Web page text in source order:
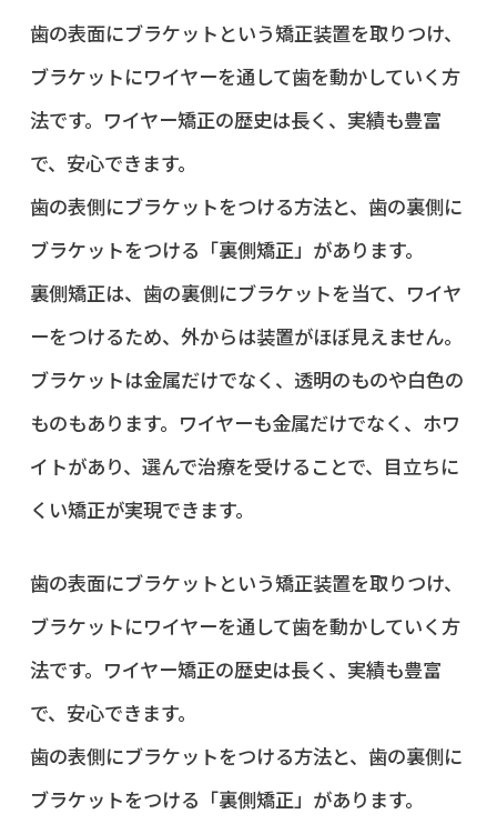
歯の表面にブラケットという矯正装置を取りつけ、
ブラケットにワイヤーを通して歯を動かしていく方
法です。ワイヤー矯正の歴史は長く、実績も豊富
で、安心できます。
歯の表側にブラケットをつける方法と、歯の裏側に
ブラケットをつける「裏側矯正」があります。
裏側矯正は、歯の裏側にブラケットを当て、ワイヤ
ーをつけるため、外からは装置がほぼ見えません。
ブラケットは金属だけでなく、透明のものや白色の
ものもあります。ワイヤーも金属だけでなく、ホワ
イトがあり、選んで治療を受けることで、目立ちに
くい矯正が実現できます。
歯の表面にブラケットという矯正装置を取りつけ、
ブラケットにワイヤーを通して歯を動かしていく方
法です。ワイヤー矯正の歴史は長く、実績も豊富
で、安心できます。
歯の表側にブラケットをつける方法と、歯の裏側に
ブラケットをつける「裏側矯正」があります。